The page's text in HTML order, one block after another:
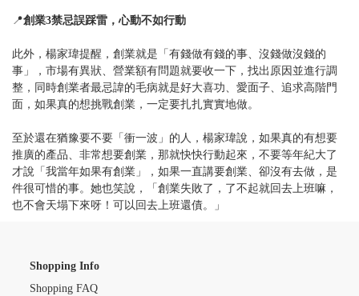
📍創業3禁忌誤踩雷，心動不如行動
此外，楊家瑋提醒，創業就是「有錢做有錢的事、沒錢做沒錢的
事」，市場有異狀、營業額有問題就要收一下，找出原因並進行調
整，同時創業者最忌諱的毛病就是好大喜功、愛面子、追求高階門
面，如果真的想挑戰創業，一定要扎扎實實地做。
至於還在猶豫要不要「衝一波」的人，楊家瑋說，如果真的有想要
推廣的產品、非常想要創業，那就快快行動起來，不要等年紀大了
才說「我當年如果有創業」，如果一直講要創業、卻沒有去做，是
件很可惜的事。她也笑說，「創業失敗了，了不起就回去上班嘛，
也不會天塌下來呀！可以回去上班還債。」
Shopping Info
Shopping FAQ